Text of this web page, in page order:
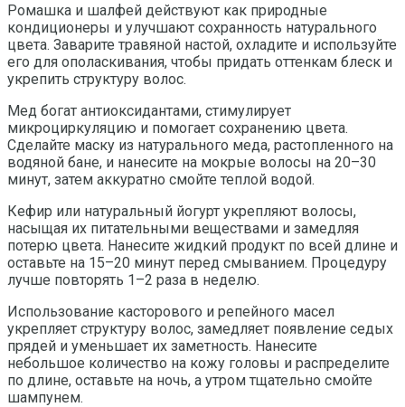
Ромашка и шалфей действуют как природные
кондиционеры и улучшают сохранность натурального
цвета. Заварите травяной настой, охладите и используйте
его для ополаскивания, чтобы придать оттенкам блеск и
укрепить структуру волос.
Мед богат антиоксидантами, стимулирует
микроциркуляцию и помогает сохранению цвета.
Сделайте маску из натурального меда, растопленного на
водяной бане, и нанесите на мокрые волосы на 20–30
минут, затем аккуратно смойте теплой водой.
Кефир или натуральный йогурт укрепляют волосы,
насыщая их питательными веществами и замедляя
потерю цвета. Нанесите жидкий продукт по всей длине и
оставьте на 15–20 минут перед смыванием. Процедуру
лучше повторять 1–2 раза в неделю.
Использование касторового и репейного масел
укрепляет структуру волос, замедляет появление седых
прядей и уменьшает их заметность. Нанесите
небольшое количество на кожу головы и распределите
по длине, оставьте на ночь, а утром тщательно смойте
шампунем.